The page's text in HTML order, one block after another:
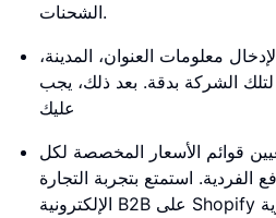
الشحنات.
معلومات العنوان، المدينة،
الشركة بدقة. بعد ذلك، يجب
عليك
قوائم الأسعار المخصصة لكل
استمتع بتجربة التجارة
الإلكترونية B2B على Shopify وقم بتعزيز علاقاتك التجارية